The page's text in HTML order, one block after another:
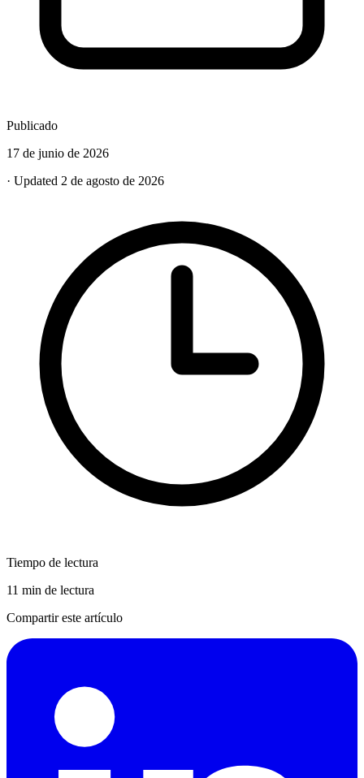
Publicado
17 de junio de 2026
· Updated 2 de agosto de 2026
Tiempo de lectura
11 min de lectura
Compartir este artículo